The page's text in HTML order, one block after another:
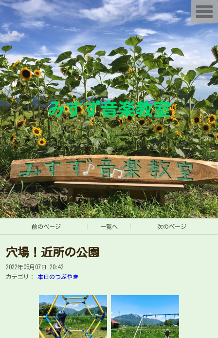
みすず音楽教室
前のページ 一覧へ 次のページ
穴場！近所の公園
2022年05月07日 20:42
カテゴリ：
本日のつぶやき
T
o
g
g
v
i
g
a
i
o
n